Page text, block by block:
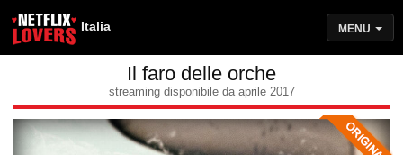
Italia MENU
Il faro delle orche
streaming disponibile da aprile 2017